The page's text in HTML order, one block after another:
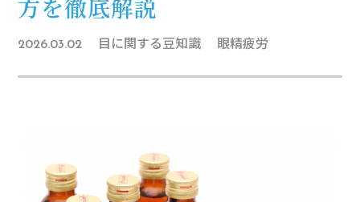
方を徹底解説
2026.03.02 目に関する豆知識 眼精疲労